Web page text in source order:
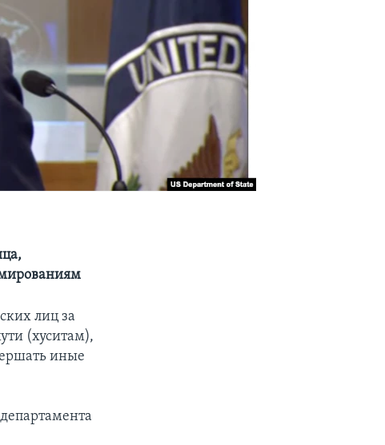
лиц за
(хуситам),
иные